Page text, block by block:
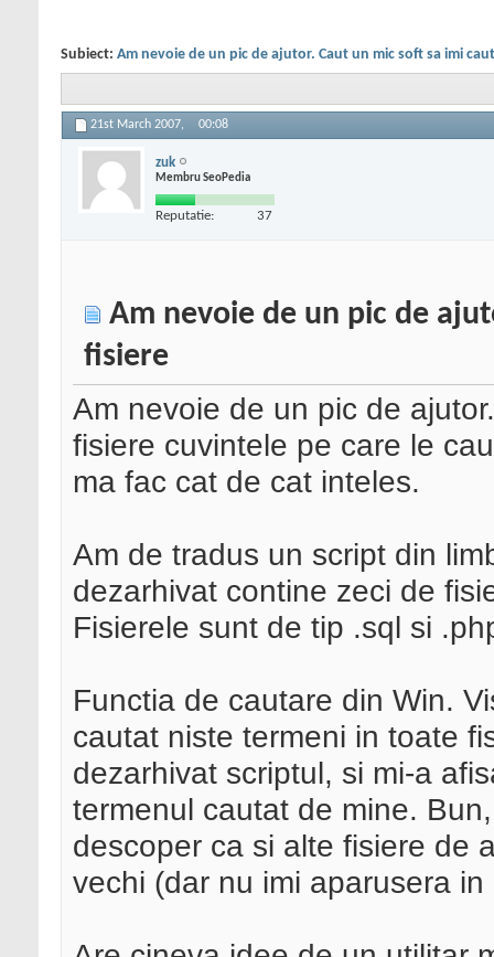
Subiect: Am nevoie de un pic de ajutor. Caut un mic soft sa imi
21st March 2007, 00:08
zuk
Membru SeoPedia
Reputatie: 37
Am nevoie de un pic de
fisiere
Am nevoie de un pic de
fisiere cuvintele pe care le
ma fac cat de cat inteles.
Am de tradus un script din
dezarhivat contine zeci de
Fisierele sunt de tip .sql si
Functia de cautare din Win.
cautat niste termeni in toate
dezarhivat scriptul, si mi-a
termenul cautat de mine.
descoper ca si alte fisiere de
vechi (dar nu imi aparusera